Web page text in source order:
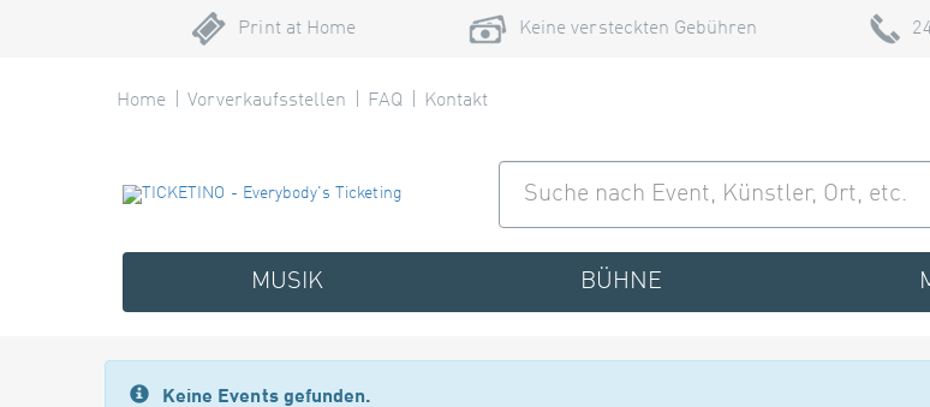
Print at Home Keine versteckten Gebühren
Home Vorverkaufsstellen FAQ Kontakt
MUSIK BÜHNE
Keine Events gefunden.